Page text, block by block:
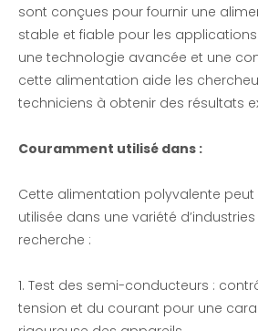
Banque de charge non linéaire triphasée 100KW-RCD
sont conçues pour fournir une
stable et fiable pour les
une technologie avancée et une
cette alimentation aide les
techniciens à obtenir des résultats
Couramment utilisé dans :
Cette alimentation polyvalente
utilisée dans une variété
recherche :
1. Test des semi-conducteurs :
tension et du courant pour une